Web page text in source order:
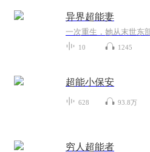
异界超能妻
10 1245
超能小保安
628 93.8万
穷人超能者